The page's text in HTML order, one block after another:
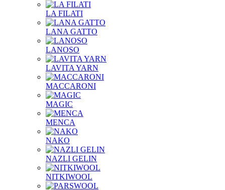
LA FILATI
LANA GATTO
LANOSO
LAVITA YARN
MACCARONI
MAGIC
MENCA
NAKO
NAZLI GELIN
NITKIWOOL